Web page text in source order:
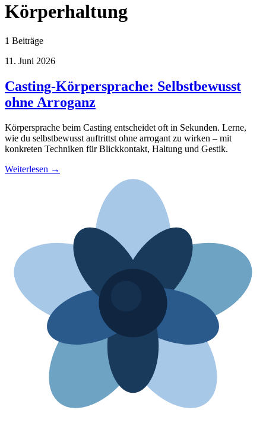
Körperhaltung
1 Beiträge
11. Juni 2026
Casting-Körpersprache: Selbstbewusst
ohne Arroganz
Körpersprache beim Casting entscheidet oft in Sekunden. Lerne,
wie du selbstbewusst auftrittst ohne arrogant zu wirken – mit
konkreten Techniken für Blickkontakt, Haltung und Gestik.
Weiterlesen →